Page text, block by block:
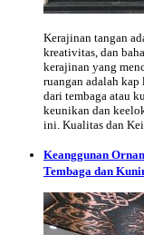
Kerajinan tangan
kreativitas, dan
kerajinan yang
ruangan adalah
dari tembaga atau
keunikan dan
ini. Kualitas dan
Keanggunan
Tembaga dan